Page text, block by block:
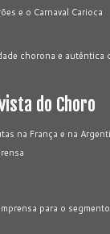
e o Carnaval Carioca
chorona e autêntica
do Choro
na França e na
para o segmento